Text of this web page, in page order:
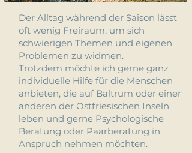
Der Alltag während der Saison lässt
oft wenig Freiraum, um sich
schwierigen Themen und eigenen
Problemen zu widmen.
Trotzdem möchte ich gerne ganz
individuelle Hilfe für die Menschen
anbieten, die auf Baltrum oder einer
anderen der Ostfriesischen Inseln
leben und gerne Psychologische
Beratung oder Paarberatung in
Anspruch nehmen möchten.